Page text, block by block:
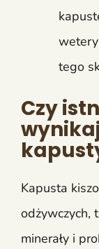
tego
Czy
Kapusta
odżywczych,
minerały i